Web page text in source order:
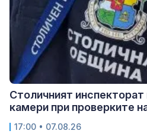
Столичният
камери при проверките
17:00 • 07.08.26